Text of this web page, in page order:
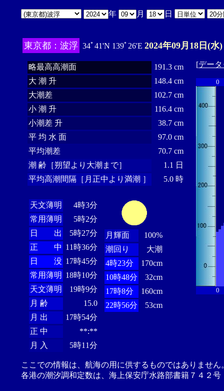
年 月 日
東京都：波浮 34ﾟ41'N 139ﾟ26'E 2024年09月18日(水)
略最高高潮面
191.3 cm
大 潮 升
148.4 cm
大潮差
102.7 cm
小 潮 升
116.4 cm
小潮差 升
38.7 cm
平 均 水 面
97.0 cm
平均潮差
70.7 cm
潮 齢［朔望より大潮まで］
1.1 日
平均高潮間隔［月正中より満潮 ］
5.0 時
天文薄明
4時3分
常用薄明
5時2分
日 出
5時27分
正 中 11時36分
日 没 17時45分
常用薄明 18時10分
天文薄明
19時9分
月 齢
15.0
月 出
17時54分
正 中
**:**
月 入
5時11分
月輝面
100%
潮回り
大潮
4時23分
170cm
10時48分
32cm
17時8分
160cm
22時56分
53cm
[デー
0
0
ここでの情報は、航海の用に供するものではありませ
各港の潮汐調和定数は、海上保安庁水路部書籍７４２